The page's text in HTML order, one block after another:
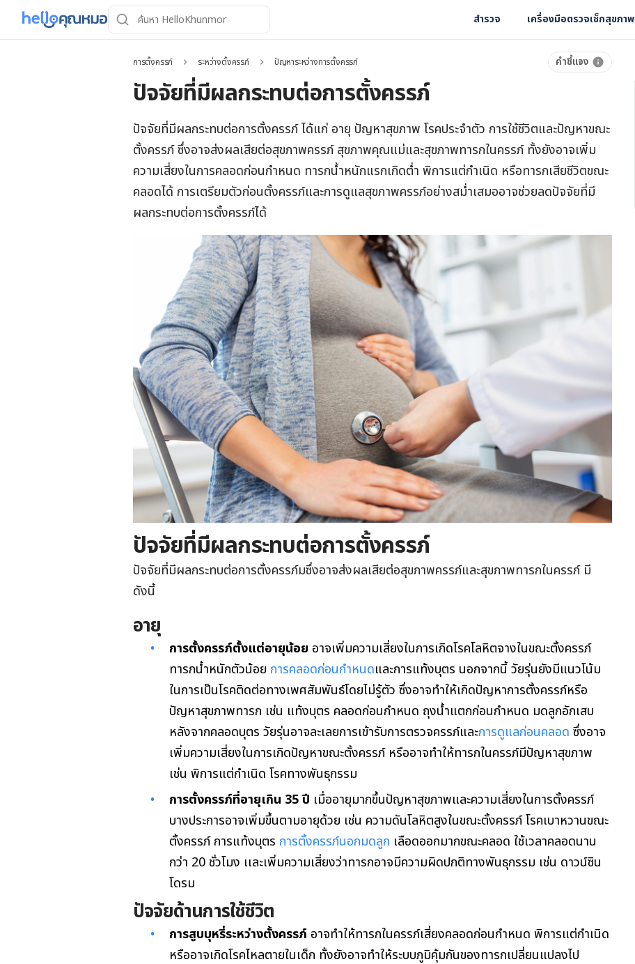
สำรวจ เครื่องมือตรวจเช็กสุขภาพ
การตั้งครรภ์ ระหว่างตั้งครรภ์ ปัญหาระหว่างการตั้งครรภ์ คำชี้แจง
ปัจจัยที่มีผลกระทบต่อการตั้งครรภ์
ปัจจัยที่มีผลกระทบต่อการตั้งครรภ์ ได้แก่ อายุ ปัญหาสุขภาพ โรคประจำตัว การใช้ชีวิตและปัญหาขณะ
ตั้งครรภ์ ซึ่งอาจส่งผลเสียต่อสุขภาพครรภ์ สุขภาพคุณแม่และสุขภาพทารกในครรภ์ ทั้งยังอาจเพิ่ม
ความเสี่ยงในการคลอดก่อนกำหนด ทารกน้ำหนักแรกเกิดต่ำ พิการแต่กำเนิด หรือทารกเสียชีวิตขณะ
คลอดได้ การเตรียมตัวก่อนตั้งครรภ์และการดูแลสุขภาพครรภ์อย่างสม่ำเสมออาจช่วยลดปัจจัยที่มี
ผลกระทบต่อการตั้งครรภ์ได้
ปัจจัยที่มีผลกระทบต่อการตั้งครรภ์
ปัจจัยที่มีผลกระทบต่อการตั้งครรภ์มซึ่งอาจส่งผลเสียต่อสุขภาพครรภ์และสุขภาพทารกในครรภ์ มี
ดังนี้
อายุ
การตั้งครรภ์ตั้งแต่อายุน้อย อาจเพิ่มความเสี่ยงในการเกิดโรคโลหิตจางในขณะตั้งครรภ์
ทารกน้ำหนักตัวน้อย การคลอดก่อนกำหนดและการแท้งบุตร นอกจากนี้ วัยรุ่นยังมีแนวโน้ม
ในการเป็นโรคติดต่อทางเพศสัมพันธ์โดยไม่รู้ตัว ซึ่งอาจทำให้เกิดปัญหาการตั้งครรภ์หรือ
ปัญหาสุขภาพทารก เช่น แท้งบุตร คลอดก่อนกำหนด ถุงน้ำแตกก่อนกำหนด มดลูกอักเสบ
หลังจากคลอดบุตร วัยรุ่นอาจละเลยการเข้ารับการตรวจครรภ์และการดูแลก่อนคลอด ซึ่งอาจ
เพิ่มความเสี่ยงในการเกิดปัญหาขณะตั้งครรภ์ หรืออาจทำให้ทารกในครรภ์มีปัญหาสุขภาพ
เช่น พิการแต่กำเนิด โรคทางพันธุกรรม
การตั้งครรภ์ที่อายุเกิน 35 ปี เมื่ออายุมากขึ้นปัญหาสุขภาพและความเสี่ยงในการตั้งครรภ์
บางประการอาจเพิ่มขึ้นตามอายุด้วย เช่น ความดันโลหิตสูงในขณะตั้งครรภ์ โรคเบาหวานขณะ
ตั้งครรภ์ การแท้งบุตร การตั้งครรภ์นอกมดลูก เลือดออกมากขณะคลอด ใช้เวลาคลอดนาน
กว่า 20 ชั่วโมง เเละเพิ่มความเสี่ยงว่าทารกอาจมีความผิดปกติทางพันธุกรรม เช่น ดาวน์ซิน
โดรม
ปัจจัยด้านการใช้ชีวิต
การสูบบุหรี่ระหว่างตั้งครรภ์ อาจทำให้ทารกในครรภ์เสี่ยงคลอดก่อนกำหนด พิการแต่กำเนิด
หรืออาจเกิดโรคไหลตายในเด็ก ทั้งยังอาจทำให้ระบบภูมิคุ้มกันของทารกเปลี่ยนแปลงไป